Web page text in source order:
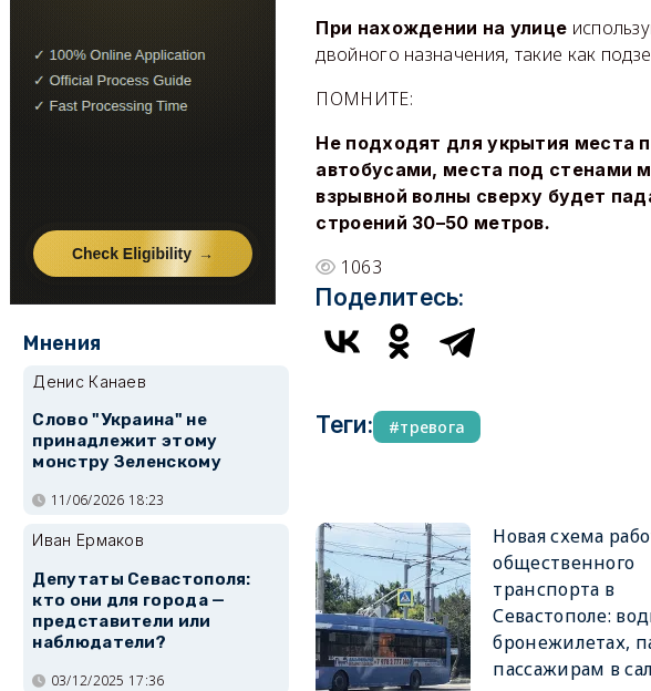
При нахождении на улице
двойного назначения, такие как
ПОМНИТЕ:
Не подходят для укрытия места
автобусами, места под стенами
взрывной волны сверху будет
строений 30–50 метров.
1063
Поделитесь:
Теги: тревога
Новая схема
общественного
транспорта в
Севастополе:
бронежилетах,
пассажирам в
Мнения
Денис Канаев
Слово "Украина" не
принадлежит этому
монстру Зеленскому
11/06/2026 18:23
Иван Ермаков
Депутаты Севастополя:
кто они для города —
представители или
наблюдатели?
03/12/2025 17:36